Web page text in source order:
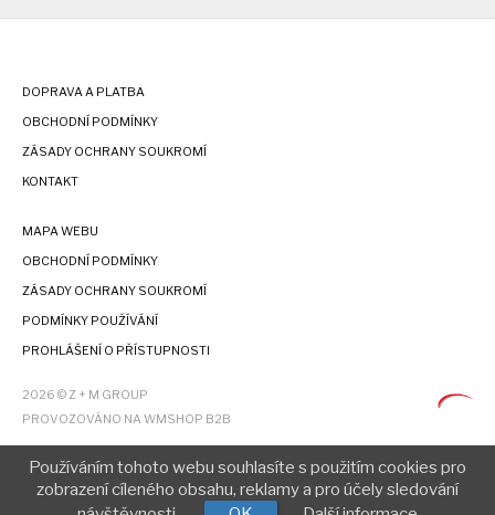
DOPRAVA A PLATBA
OBCHODNÍ PODMÍNKY
ZÁSADY OCHRANY SOUKROMÍ
KONTAKT
MAPA WEBU
OBCHODNÍ PODMÍNKY
ZÁSADY OCHRANY SOUKROMÍ
PODMÍNKY POUŽÍVÁNÍ
PROHLÁŠENÍ O PŘÍSTUPNOSTI
2026 © Z + M GROUP
PROVOZOVÁNO NA WMSHOP B2B
Používáním tohoto webu souhlasíte s použitím cookies pro
zobrazení cíleného obsahu, reklamy a pro účely sledování